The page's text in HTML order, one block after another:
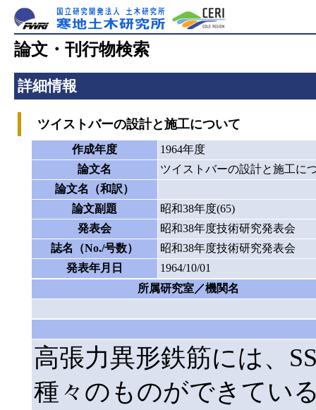
論文・刊行物検索
詳細情報
ツイストバーの設計と施工について
作成年度
1964年度
論文名
ツイストバーの設計と施工に
論文名（和訳）
論文副題
昭和38年度(65)
発表会
昭和38年度技術研究発表会
誌名（No./号数）
昭和38年度技術研究発表会
発表年月日
1964/10/01
所属研究室／機関名
高張力異形鉄筋には、
種々のものができてい